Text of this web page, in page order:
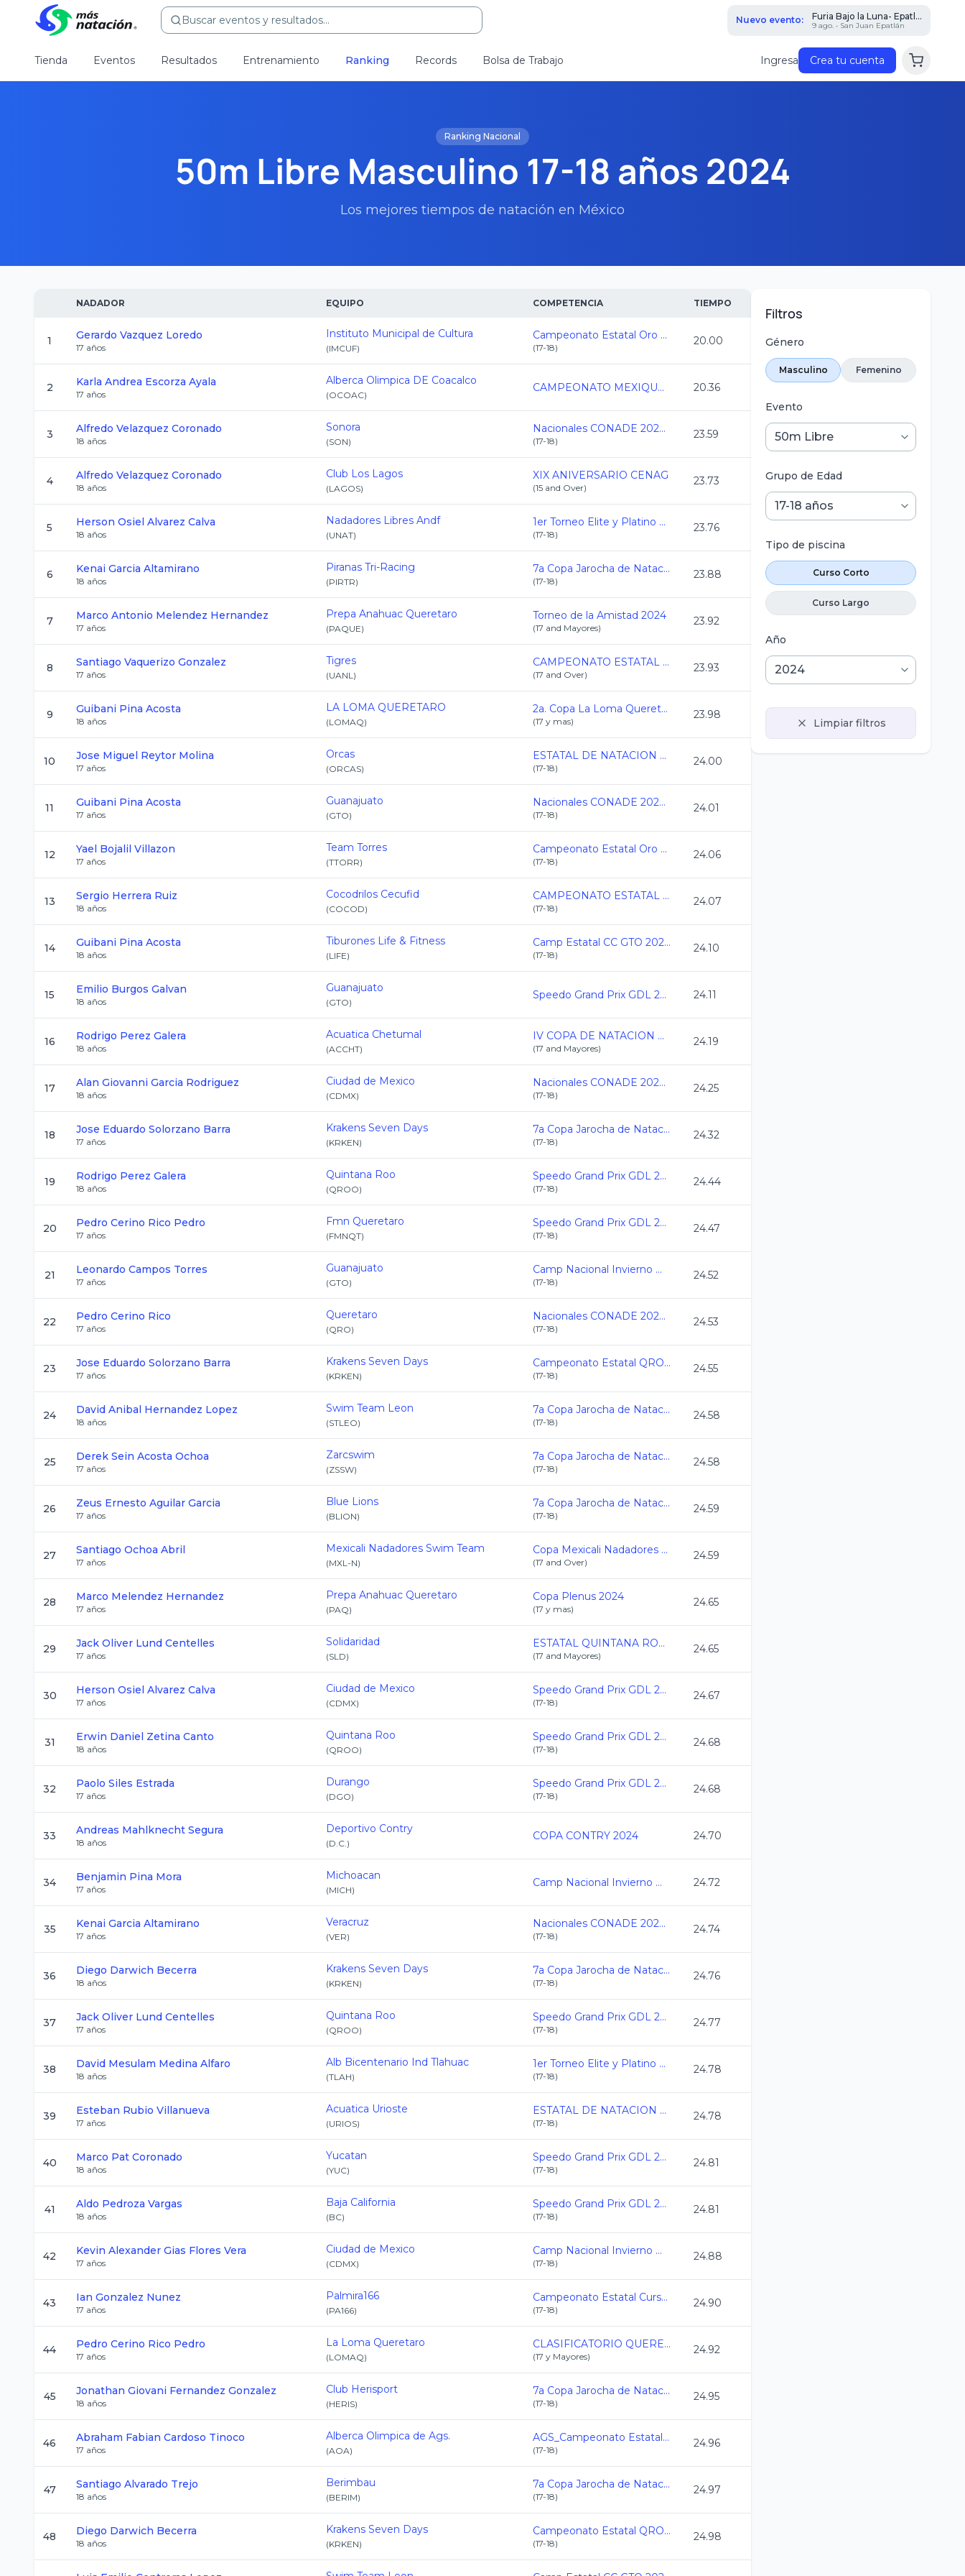
Buscar eventos y resultados... Nuevo evento: Furia Bajo la Luna- Epatl...
9 ago. • San Juan Epatlán
Tienda Eventos Resultados Entrenamiento Ranking Records Bolsa de Trabajo Ingresa Crea tu cuenta
Ranking Nacional
50m Libre Masculino 17-18 años 2024
Los mejores tiempos de natación en México
NADADOR EQUIPO COMPETENCIA TIEMPO
1 Gerardo Vazquez Loredo
17 años
Instituto Municipal de Cultura
(IMCUF)
Campeonato Estatal Oro Juvenil C.C. 2024-2025
(17-18)
20.00
2 Karla Andrea Escorza Ayala
17 años
Alberca Olimpica DE Coacalco
(OCOAC)
CAMPEONATO MEXIQUENSE CC 2024 20.36
3 Alfredo Velazquez Coronado
18 años
Sonora
(SON)
Nacionales CONADE 2024 - Natacion
(17-18)
23.59
4 Alfredo Velazquez Coronado
18 años
Club Los Lagos
(LAGOS)
XIX ANIVERSARIO CENAG
(15 and Over)
23.73
5 Herson Osiel Alvarez Calva
18 años
Nadadores Libres Andf
(UNAT)
1er Torneo Elite y Platino CC 2024
(17-18)
23.76
6 Kenai Garcia Altamirano
18 años
Piranas Tri-Racing
(PIRTR)
7a Copa Jarocha de Natacion CC 2024
(17-18)
23.88
7 Marco Antonio Melendez Hernandez
17 años
Prepa Anahuac Queretaro
(PAQUE)
Torneo de la Amistad 2024
(17 and Mayores)
23.92
8 Santiago Vaquerizo Gonzalez
17 años
Tigres
(UANL)
CAMPEONATO ESTATAL DE INVIERNO CC 2024
(17 and Over)
23.93
9 Guibani Pina Acosta
18 años
LA LOMA QUERETARO
(LOMAQ)
2a. Copa La Loma Queretaro 2024
(17 y mas)
23.98
10 Jose Miguel Reytor Molina
17 años
Orcas
(ORCAS)
ESTATAL DE NATACION C.C. 2024 YUCATAN
(17-18)
24.00
11 Guibani Pina Acosta
17 años
Guanajuato
(GTO)
Nacionales CONADE 2024 - Natacion
(17-18)
24.01
12 Yael Bojalil Villazon
17 años
Team Torres
(TTORR)
Campeonato Estatal Oro Juvenil C.C. 2024-2025
(17-18)
24.06
13 Sergio Herrera Ruiz
18 años
Cocodrilos Cecufid
(COCOD)
CAMPEONATO ESTATAL CC 2024 MICH
(17-18)
24.07
14 Guibani Pina Acosta
18 años
Tiburones Life & Fitness
(LIFE)
Camp Estatal CC GTO 2024, Junio
(17-18)
24.10
15 Emilio Burgos Galvan
18 años
Guanajuato
(GTO)
Speedo Grand Prix GDL 2024 24.11
16 Rodrigo Perez Galera
18 años
Acuatica Chetumal
(ACCHT)
IV COPA DE NATACION C.C. ACUATICA CHETUMAL
(17 and Mayores)
24.19
17 Alan Giovanni Garcia Rodriguez
18 años
Ciudad de Mexico
(CDMX)
Nacionales CONADE 2024 - Natacion
(17-18)
24.25
18 Jose Eduardo Solorzano Barra
17 años
Krakens Seven Days
(KRKEN)
7a Copa Jarocha de Natacion CC 2024
(17-18)
24.32
19 Rodrigo Perez Galera
18 años
Quintana Roo
(QROO)
Speedo Grand Prix GDL 2024
(17-18)
24.44
20 Pedro Cerino Rico Pedro
17 años
Fmn Queretaro
(FMNQT)
Speedo Grand Prix GDL 2024
(17-18)
24.47
21 Leonardo Campos Torres
17 años
Guanajuato
(GTO)
Camp Nacional Invierno Morelia CC2024
(17-18)
24.52
22 Pedro Cerino Rico
17 años
Queretaro
(QRO)
Nacionales CONADE 2024 - Natacion
(17-18)
24.53
23 Jose Eduardo Solorzano Barra
17 años
Krakens Seven Days
(KRKEN)
Campeonato Estatal QRO CC 2024
(17-18)
24.55
24 David Anibal Hernandez Lopez
18 años
Swim Team Leon
(STLEO)
7a Copa Jarocha de Natacion CC 2024
(17-18)
24.58
25 Derek Sein Acosta Ochoa
17 años
Zarcswim
(ZSSW)
7a Copa Jarocha de Natacion CC 2024
(17-18)
24.58
26 Zeus Ernesto Aguilar Garcia
17 años
Blue Lions
(BLION)
7a Copa Jarocha de Natacion CC 2024
(17-18)
24.59
27 Santiago Ochoa Abril
17 años
Mexicali Nadadores Swim Team
(MXL-N)
Copa Mexicali Nadadores CC 2024
(17 and Over)
24.59
28 Marco Melendez Hernandez
17 años
Prepa Anahuac Queretaro
(PAQ)
Copa Plenus 2024
(17 y mas)
24.65
29 Jack Oliver Lund Centelles
17 años
Solidaridad
(SLD)
ESTATAL QUINTANA ROO CC 2024
(17 and Mayores)
24.65
30 Herson Osiel Alvarez Calva
17 años
Ciudad de Mexico
(CDMX)
Speedo Grand Prix GDL 2024
(17-18)
24.67
31 Erwin Daniel Zetina Canto
18 años
Quintana Roo
(QROO)
Speedo Grand Prix GDL 2024
(17-18)
24.68
32 Paolo Siles Estrada
17 años
Durango
(DGO)
Speedo Grand Prix GDL 2024
(17-18)
24.68
33 Andreas Mahlknecht Segura
18 años
Deportivo Contry
(D.C.)
COPA CONTRY 2024 24.70
34 Benjamin Pina Mora
17 años
Michoacan
(MICH)
Camp Nacional Invierno Morelia CC2024 24.72
35 Kenai Garcia Altamirano
17 años
Veracruz
(VER)
Nacionales CONADE 2024 - Natacion
(17-18)
24.74
36 Diego Darwich Becerra
18 años
Krakens Seven Days
(KRKEN)
7a Copa Jarocha de Natacion CC 2024
(17-18)
24.76
37 Jack Oliver Lund Centelles
17 años
Quintana Roo
(QROO)
Speedo Grand Prix GDL 2024
(17-18)
24.77
38 David Mesulam Medina Alfaro
18 años
Alb Bicentenario Ind Tlahuac
(TLAH)
1er Torneo Elite y Platino CC 2024
(17-18)
24.78
39 Esteban Rubio Villanueva
17 años
Acuatica Urioste
(URIOS)
ESTATAL DE NATACION C.C. 2024 YUCATAN
(17-18)
24.78
40 Marco Pat Coronado
18 años
Yucatan
(YUC)
Speedo Grand Prix GDL 2024
(17-18)
24.81
41 Aldo Pedroza Vargas
18 años
Baja California
(BC)
Speedo Grand Prix GDL 2024
(17-18)
24.81
42 Kevin Alexander Gias Flores Vera
17 años
Ciudad de Mexico
(CDMX)
Camp Nacional Invierno Morelia CC2024
(17-18)
24.88
43 Ian Gonzalez Nunez
17 años
Palmira166
(PA166)
Campeonato Estatal Curso Corto Morelos 24
(17-18)
24.90
44 Pedro Cerino Rico Pedro
17 años
La Loma Queretaro
(LOMAQ)
CLASIFICATORIO QUERETARO 204
(17 y Mayores)
24.92
45 Jonathan Giovani Fernandez Gonzalez
18 años
Club Herisport
(HERIS)
7a Copa Jarocha de Natacion CC 2024
(17-18)
24.95
46 Abraham Fabian Cardoso Tinoco
17 años
Alberca Olimpica de Ags.
(AOA)
AGS_Campeonato Estatal de Natacion CC2024
(17-18)
24.96
47 Santiago Alvarado Trejo
18 años
Berimbau
(BERIM)
7a Copa Jarocha de Natacion CC 2024
(17-18)
24.97
48 Diego Darwich Becerra
18 años
Krakens Seven Days
(KRKEN)
Campeonato Estatal QRO CC 2024
(17-18)
24.98
Filtros
Género
Masculino Femenino
Evento
Grupo de Edad
Tipo de piscina
Curso Corto
Curso Largo
Año
Limpiar filtros